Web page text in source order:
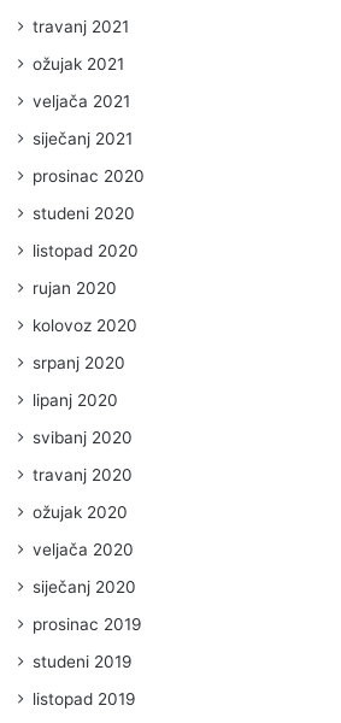
travanj 2021
ožujak 2021
veljača 2021
siječanj 2021
prosinac 2020
studeni 2020
listopad 2020
rujan 2020
kolovoz 2020
srpanj 2020
lipanj 2020
svibanj 2020
travanj 2020
ožujak 2020
veljača 2020
siječanj 2020
prosinac 2019
studeni 2019
listopad 2019